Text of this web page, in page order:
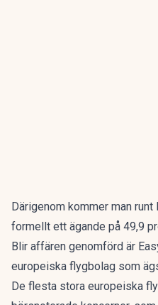
Därigenom kommer man
formellt ett ägande på 49,9
Blir affären genomförd är
europeiska flygbolag som
De flesta stora europeiska